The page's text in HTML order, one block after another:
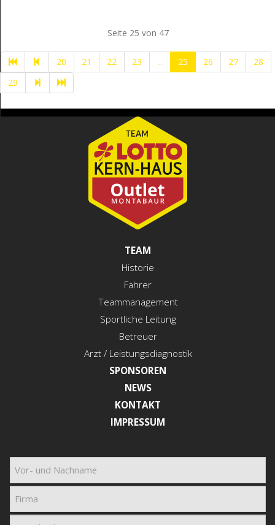
Seite 25 von 47
20 21 22 23 ... 25 26 27
28
29
TEAM
Historie
Fahrer
Teammanagement
Sportliche Leitung
Betreuer
Arzt / Leistungsdiagnostik
SPONSOREN
NEWS
KONTAKT
IMPRESSUM